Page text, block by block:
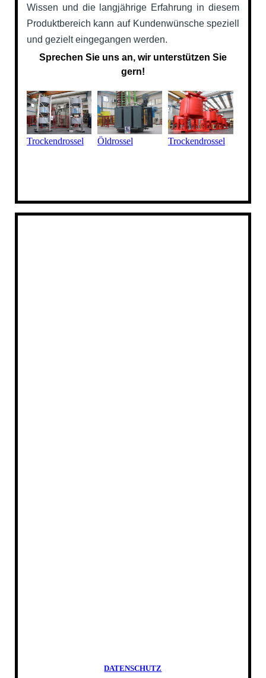
Wissen und die langjährige Erfahrung in diesem
Produktbereich kann auf Kundenwünsche speziell
und gezielt eingegangen werden.
Sprechen Sie uns an, wir unterstützen Sie
gern!
Trockendrossel Öldrossel Trockendrossel
DATENSCHUTZ